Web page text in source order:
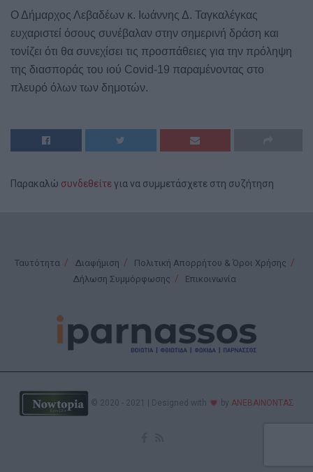
Ο Δήμαρχος Λεβαδέων κ. Ιωάννης Δ. Ταγκαλέγκας
ευχαριστεί όσους συνέβαλαν στην σημερινή δράση και
τονίζει ότι θα συνεχίσει τις προσπάθειες για την πρόληψη
της διασποράς του ιού Covid-19 παραμένοντας στο
πλευρό όλων των δημοτών.
Παρακαλώ συνδεθείτεγια να συμμετάσχετε στη συζήτηση
Ταυτότητα Διαφήμιση
Πολιτική Απορρήτου & Όροι Χρήσης
Δήλωση Συμμόρφωσης
Επικοινωνία
© 2020 - 2021 | Designed with by ΑΝΕΒΑΙΝΟΝΤΑΣ